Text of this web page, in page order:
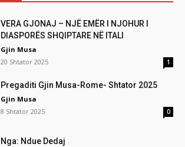
VERA GJONAJ – NJË EMËR I NJOHUR I
DIASPORËS SHQIPTARE NË ITALI
Gjin Musa
20 Shtator 2025
1
Pregaditi Gjin Musa-Rome- Shtator 2025
Gjin Musa
8 Shtator 2025
0
Nga: Ndue Dedaj